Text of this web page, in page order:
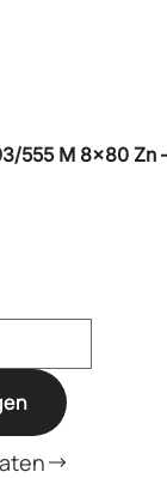
555 M 8×80 Zn